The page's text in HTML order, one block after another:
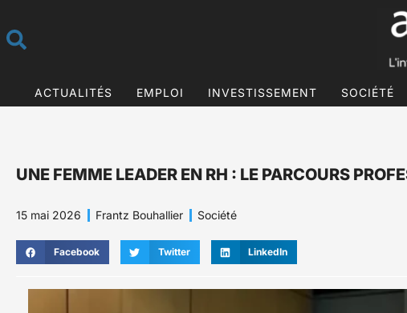
ACTUALITÉS EMPLOI INVESTISSEMENT SOCIÉTÉ
UNE FEMME LEADER EN RH : LE PARCOURS
15 mai 2026 Frantz Bouhallier Société
Facebook Twitter LinkedIn